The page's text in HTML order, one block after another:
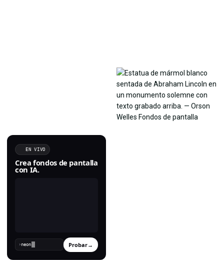
EN VIVO
Crea fondos de pantalla
con IA.
› Probar→